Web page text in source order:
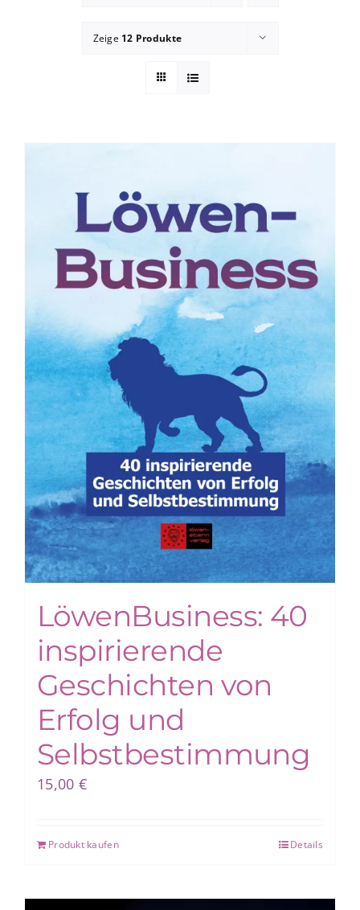
App Genre Kompass – Dein Test
Zeige 12 Produkte
LöwenBusiness: 40
inspirierende
Geschichten von
Erfolg und
Selbstbestimmung
15,00 €
Produkt kaufen Details